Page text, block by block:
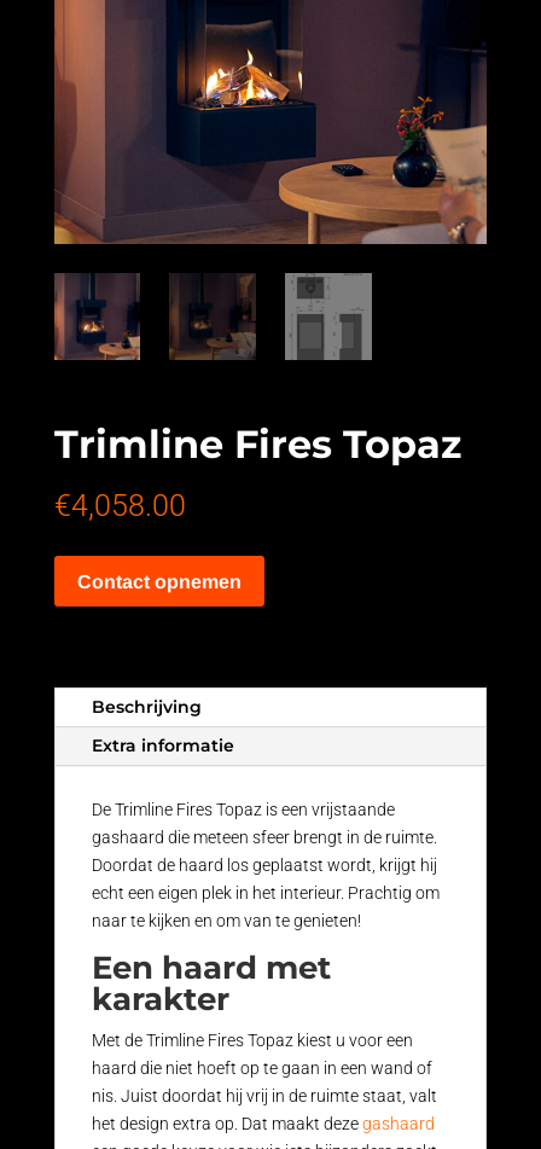
Trimline Fires Topaz
€4,058.00
Contact opnemen
Beschrijving
Extra informatie
De Trimline Fires Topaz is een vrijstaande
gashaard die meteen sfeer brengt in de ruimte.
Doordat de haard los geplaatst wordt, krijgt hij
echt een eigen plek in het interieur. Prachtig om
naar te kijken en om van te genieten!
Een haard met
karakter
Met de Trimline Fires Topaz kiest u voor een
haard die niet hoeft op te gaan in een wand of
nis. Juist doordat hij vrij in de ruimte staat, valt
het design extra op. Dat maakt dezegashaard